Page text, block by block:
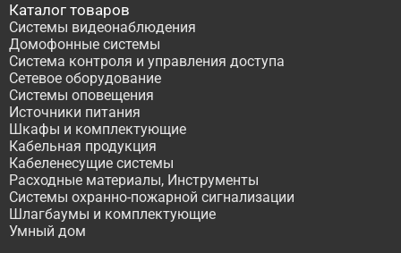
Каталог товаров
Системы видеонаблюдения
Домофонные системы
Система контроля и управления доступа
Сетевое оборудование
Системы оповещения
Источники питания
Шкафы и комплектующие
Кабельная продукция
Кабеленесущие системы
Расходные материалы, Инструменты
Системы охранно-пожарной сигнализации
Шлагбаумы и комплектующие
Умный дом